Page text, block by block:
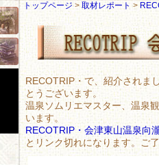
トップページ> 取材レポート>
RECOTRIP・で、紹介されま
とうございます。
温泉ソムリエマスター、温泉
います。
RECOTRIP・会津東山温泉向
とリンク切れになります。ご